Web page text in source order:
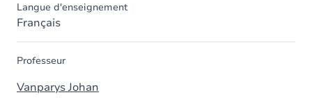
Langue d'enseignement
Français
Professeur
Vanparys Johan